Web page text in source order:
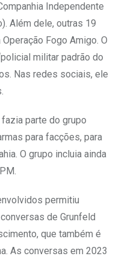
Independente
Além dele, outras 19
Fogo Amigo. O
militar padrão do
Nas redes sociais, ele
parte do grupo
para facções, para
O grupo incluia ainda
permitiu
de Grunfeld
que também é
As conversas em 2023